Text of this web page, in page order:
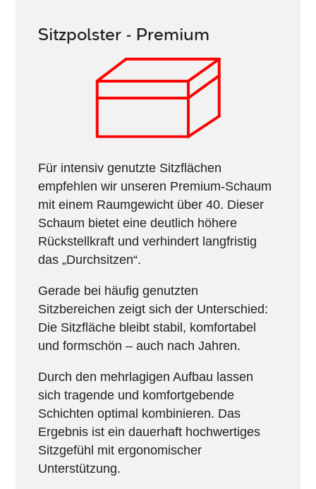
Sitzpolster - Premium
Für intensiv genutzte Sitzflächen
empfehlen wir unseren Premium-Schaum
mit einem Raumgewicht über 40. Dieser
Schaum bietet eine deutlich höhere
Rückstellkraft und verhindert langfristig
das „Durchsitzen“.
Gerade bei häufig genutzten
Sitzbereichen zeigt sich der Unterschied:
Die Sitzfläche bleibt stabil, komfortabel
und formschön – auch nach Jahren.
Durch den mehrlagigen Aufbau lassen
sich tragende und komfortgebende
Schichten optimal kombinieren. Das
Ergebnis ist ein dauerhaft hochwertiges
Sitzgefühl mit ergonomischer
Unterstützung.